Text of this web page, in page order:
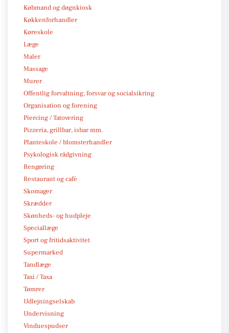
Købmand og døgnkiosk
Køkkenforhandler
Køreskole
Læge
Maler
Massage
Murer
Offentlig forvaltning, forsvar og socialsikring
Organisation og forening
Piercing / Tatovering
Pizzeria, grillbar, isbar mm.
Planteskole / blomsterhandler
Psykologisk rådgivning
Rengøring
Restaurant og café
Skomager
Skrædder
Skønheds- og hudpleje
Speciallæge
Sport og fritidsaktivitet
Supermarked
Tandlæge
Taxi / Taxa
Tømrer
Udlejningselskab
Undervisning
Vinduespudser